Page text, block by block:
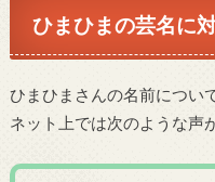
ひまひまの芸名に
ひまひまさんの名前について
ネット上では次のような声